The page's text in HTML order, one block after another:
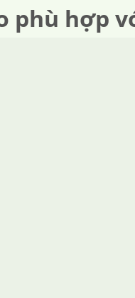
phù hợp